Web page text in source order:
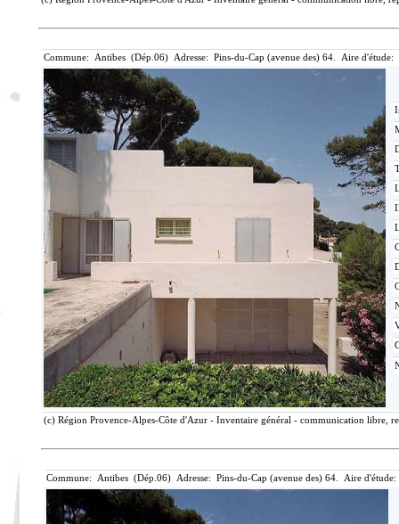
Commune: Antibes (Dép.06) Adresse: Pins-du-Cap (avenue des) 64. Aire d'étude:
(c) Région Provence-Alpes-Côte d'Azur - Inventaire général - communication libre,
Commune: Antibes (Dép.06) Adresse: Pins-du-Cap (avenue des) 64. Aire